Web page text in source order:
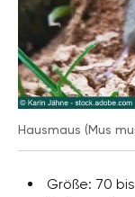
Hausmaus (Mus
Größe: 70 bis